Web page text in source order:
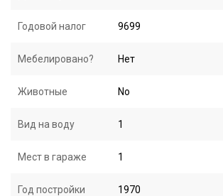
Годовой налог 9699
Мебелировано? Нет
Животные No
Вид на воду 1
Мест в гараже 1
Год постройки 1970